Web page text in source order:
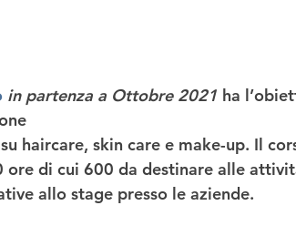
in partenza a Ottobre 2021 ha
haircare, skin care e make-up. Il
ore di cui 600 da destinare alle
allo stage presso le aziende.